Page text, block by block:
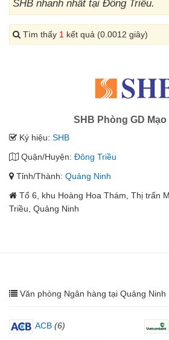
SHB nhanh nhất tại Đông Triều.
Tìm thấy 1 kết quả (0.0012 giây)
SHB Phòng GD Mạo
Ký hiệu: SHB
Quận/Huyện: Đông Triều
Tỉnh/Thành: Quảng Ninh
Tổ 6, khu Hoàng Hoa Thám, Thị trấn
Triều, Quảng Ninh
Văn phòng Ngân hàng tại Quảng Ninh
ACB (6)